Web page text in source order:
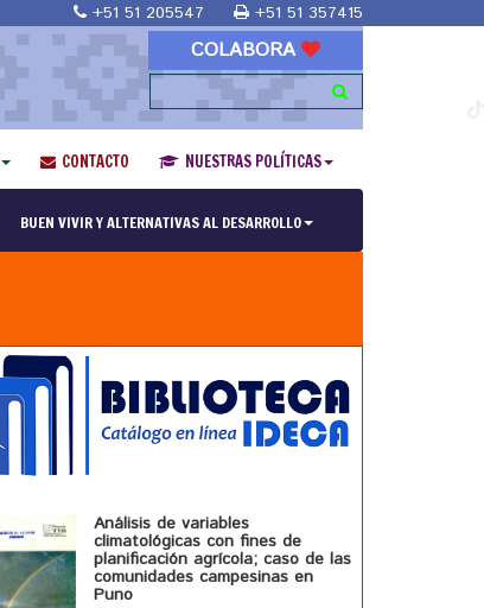
+51 51 205547 +51 51 357415
COLABORA
CONTACTO NUESTRAS POLÍTICAS
BUEN VIVIR Y ALTERNATIVAS AL DESARROLLO
Análisis de variables
climatológicas con fines de
planificación agrícola; caso de las
comunidades campesinas en
Puno